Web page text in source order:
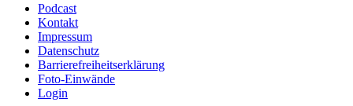
Podcast
Kontakt
Impressum
Datenschutz
Barrierefreiheitserklärung
Foto-Einwände
Login